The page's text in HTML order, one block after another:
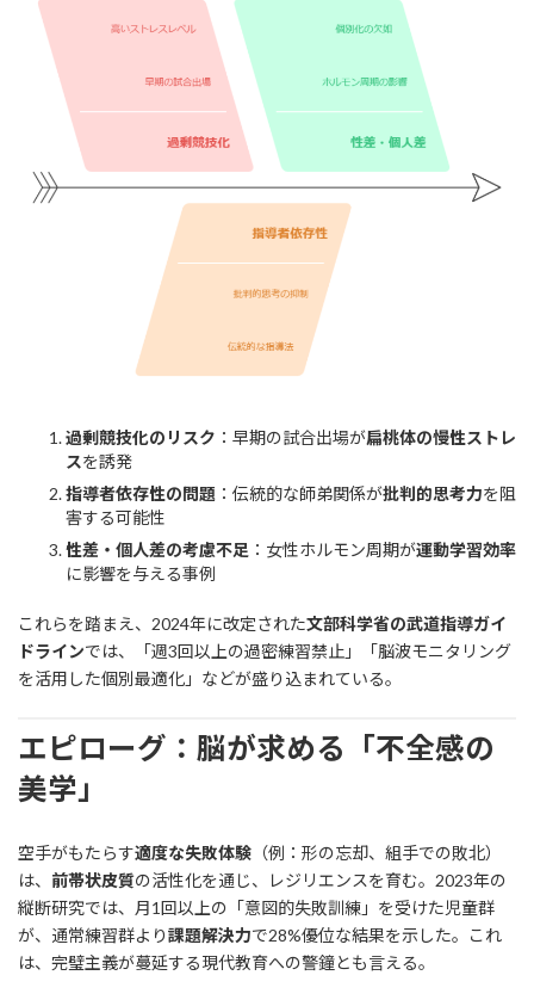
過剰競技化のリスク ：早期の試合出場が扁桃体の慢性ストレ
スを誘発
指導者依存性の問題 ：伝統的な師弟関係が批判的思考力を阻
害する可能性
性差・個人差の考慮不足 ：女性ホルモン周期が運動学習効率
に影響を与える事例
これらを踏まえ、2024年に改定された文部科学省の武道指導ガイ
ドラインでは、「週3回以上の過密練習禁止」「脳波モニタリング
を活用した個別最適化」などが盛り込まれている。
エピローグ：脳が求める「不全感の
美学」
空手がもたらす適度な失敗体験 （例：形の忘却、組手での敗北）
は、 前帯状皮質の活性化を通じ、レジリエンスを育む。2023年の
縦断研究では、月1回以上の「意図的失敗訓練」を受けた児童群
が、通常練習群より課題解決力で28%優位な結果を示した。これ
は、完璧主義が蔓延する現代教育への警鐘とも言える。